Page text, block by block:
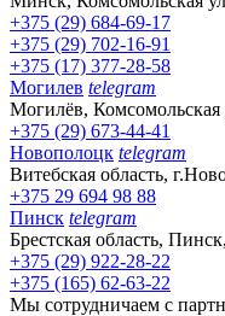
+375 (29) 684-69-17
+375 (29) 702-16-91
+375 (17) 377-28-58
Могилев telegram
Могилёв, Комсомольская
+375 (29) 673-44-41
Новополоцк telegram
Витебская область,
+375 29 694 98 88
Пинск telegram
Брестская область,
+375 (29) 922-28-22
+375 (165) 62-63-22
Мы сотрудничаем с